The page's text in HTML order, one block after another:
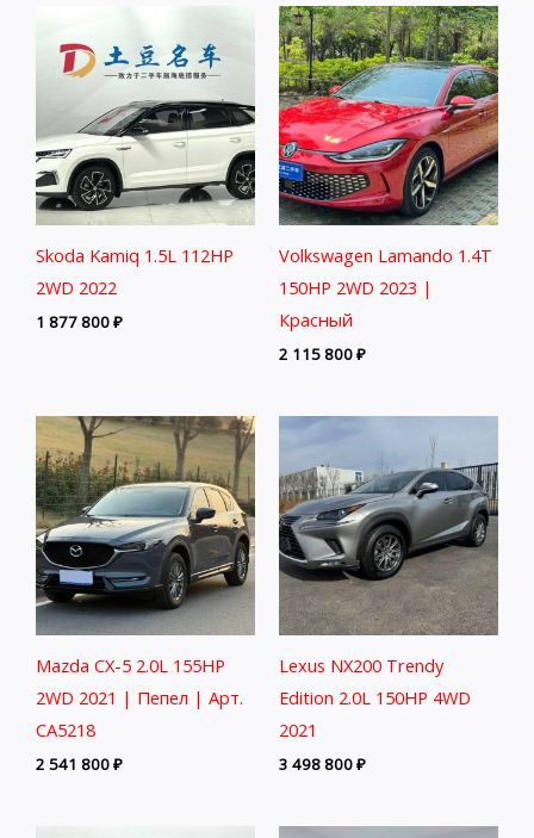
Skoda Kamiq 1.5L 112HP
2WD 2022
1 877 800₽
Volkswagen Lamando 1.4T
150HP 2WD 2023 |
Красный
2 115 800₽
Mazda CX-5 2.0L 155HP
2WD 2021 | Пепел | Арт.
CA5218
2 541 800₽
Lexus NX200 Trendy
Edition 2.0L 150HP 4WD
2021
3 498 800₽